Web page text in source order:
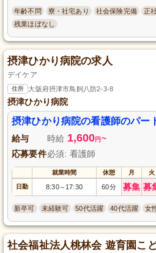
年齢不問 寮・社宅あり 社会保険完備 正
残業ほぼなし
摂津ひかり病院の求人
デイケア
住所 大阪府摂津市鳥飼八防2-3-8
摂津ひかり病院
摂津ひかり病院の看護師のパー
給与 時給 1,600円 ~
応募要件必須: 看護師
就業時間 休憩 月 火
日勤 8:30～ 17:30 60分 募集 募
新卒可 未経験可 50代活躍 40代活躍 女
社会福祉法人桃林会 遊育園こ